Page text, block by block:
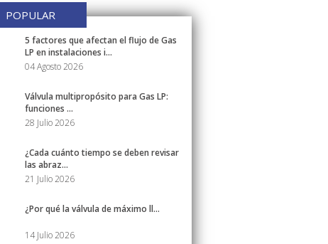
POPULAR
5 factores que afectan el flujo de Gas
LP en instalaciones i...
04 Agosto 2026
Válvula multipropósito para Gas LP:
funciones ...
28 Julio 2026
¿Cada cuánto tiempo se deben revisar
las abraz...
21 Julio 2026
¿Por qué la válvula de máximo ll...
14 Julio 2026